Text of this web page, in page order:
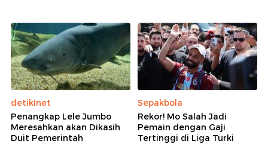
detikInet
Penangkap Lele Jumbo
Meresahkan akan Dikasih
Duit Pemerintah
Sepakbola
Rekor! Mo Salah Jadi
Pemain dengan Gaji
Tertinggi di Liga Turki